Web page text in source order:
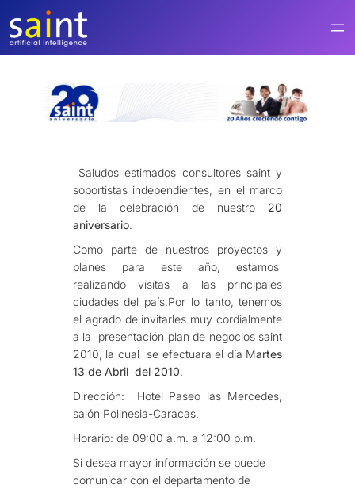
contenido
Saludos estimados consultores saint y
soportistas independientes, en el marco
de la celebración de nuestro 20
aniversario.
Como parte de nuestros proyectos y
planes para este año, estamos
realizando visitas a las principales
ciudades del país.Por lo tanto, tenemos
el agrado de invitarles muy cordialmente
a la presentación plan de negocios saint
2010, la cual se efectuara el día Martes
13 de Abril del 2010.
Dirección: Hotel Paseo las Mercedes,
salón Polinesia-Caracas.
Horario: de 09:00 a.m. a 12:00 p.m.
Si desea mayor información se puede
comunicar con el departamento de